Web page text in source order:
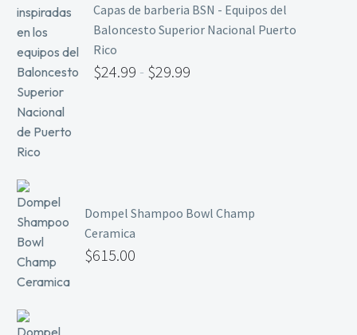
Capas de barberia BSN - Equipos del
Baloncesto Superior Nacional Puerto
Rico
$24.99 - $29.99
Dompel Shampoo Bowl Champ
Ceramica
$615.00